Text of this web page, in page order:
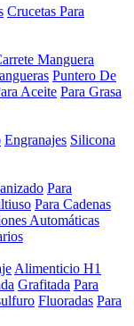
Crucetas Para
Manguera
Puntero De
Aceite Para Grasa
Engranajes Silicona
Para
Para Cadenas
Automáticas
Alimenticio H1
Grafitada Para
Fluoradas Para